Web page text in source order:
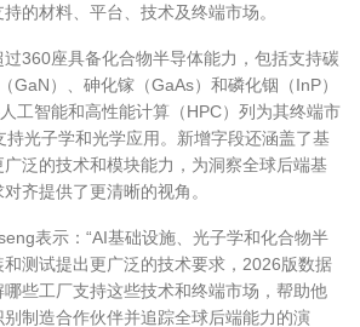
的材料、平台、技术及终端市场。
过360座具备化合物半导体能力，包括支持碳
GaN）、砷化镓（GaAs）和磷化铟（InP）
工智能和高性能计算（HPC）列为其终端市
持光子学和光学应用。新增字段还涵盖了基
泛的技术和模块能力，为洞察全球后端基
齐提供了更清晰的视角。
表示：“AI基础设施、光子学和化合物半
测试提出更广泛的技术要求， 2026版数据
些工厂支持这些技术和终端市场，帮助他
制造合作伙伴并追踪全球后端能力的演